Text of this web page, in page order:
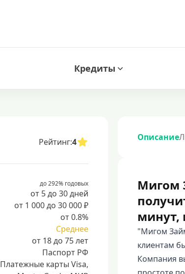
Кредиты
Рейтинг:4
до 292% годовых
от 5 до 30 дней
от 1 000 до 30 000 ₽
от 0.8%
Среднее
от 18 до 75 лет
Паспорт РФ
Платежные карты Visa,
Описание
Мигом
минут,
"Мигом
клиентам
Компания